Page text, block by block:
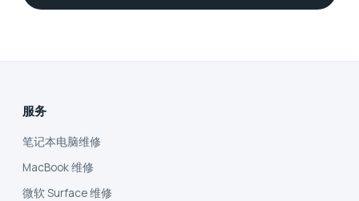
服务
笔记本电脑维修
MacBook 维修
微软 Surface 维修